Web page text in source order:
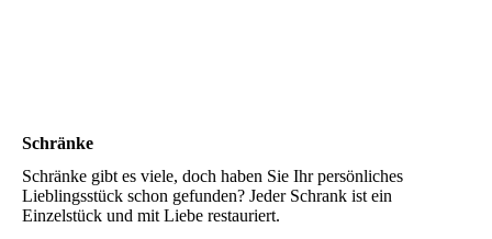
Schränke
Schränke gibt es viele, doch haben Sie Ihr persönliches
Lieblingsstück schon gefunden? Jeder Schrank ist ein
Einzelstück und mit Liebe restauriert.